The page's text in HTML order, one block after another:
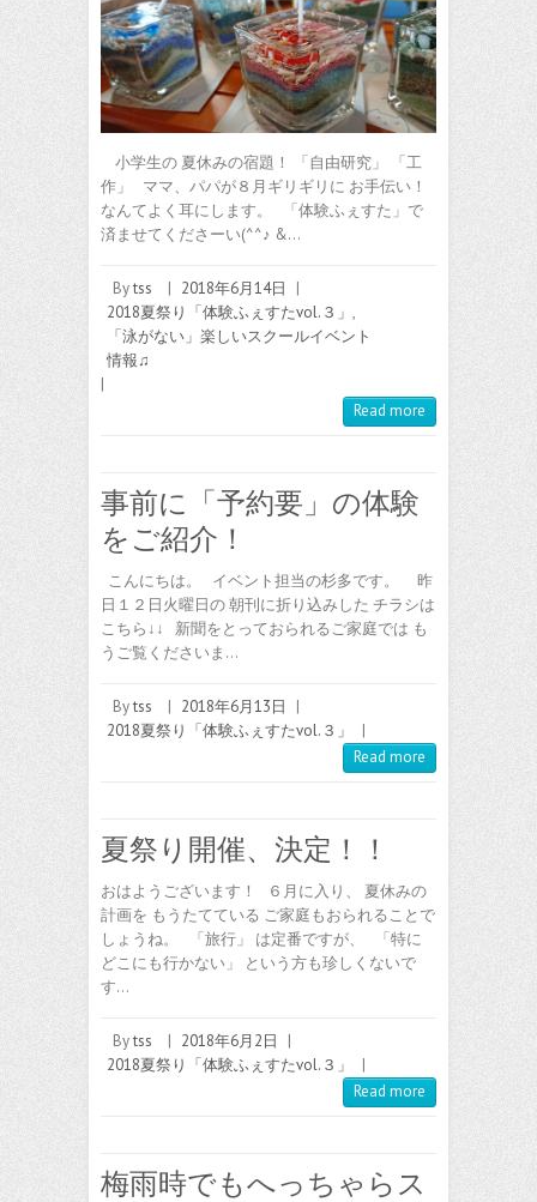
小学生の 夏休みの宿題！ 「自由研究」 「工
作」 ママ、パパが８月ギリギリに お手伝い！
なんてよく耳にします。 「体験ふぇすた」で
済ませてくださーい(^^♪ &…
Bytss | 2018年6月14日
|
2018夏祭り「体験ふぇすたvol.３」 ,
「泳がない」楽しいスクールイベント
情報♫
|
Read more
事前に「予約要」の体験
をご紹介！
こんにちは。 イベント担当の杉多です。 昨
日１２日火曜日の 朝刊に折り込みした チラシは
こちら↓↓ 新聞をとっておられるご家庭では も
うご覧くださいま…
Bytss | 2018年6月13日
|
2018夏祭り「体験ふぇすたvol.３」
|
Read more
夏祭り開催、決定！！
おはようございます！ ６月に入り、 夏休みの
計画を もうたてている ご家庭もおられることで
しょうね。 「旅行」 は定番ですが、 「特に
どこにも行かない」 という方も珍しくないで
す…
Bytss | 2018年6月2日
|
2018夏祭り「体験ふぇすたvol.３」
|
Read more
梅雨時でもへっちゃらス